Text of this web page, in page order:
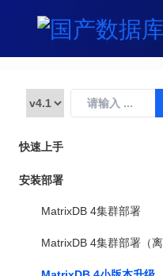
快速上手
安装部署
MatrixDB 4集群部署
MatrixDB 4集群部署（离